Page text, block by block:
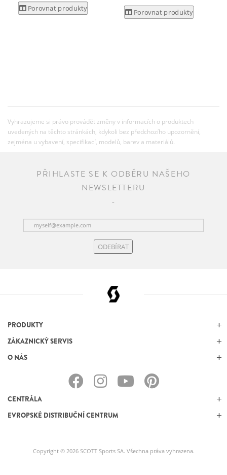
Porovnat produkty Porovnat produkty
Vyhrazujeme si právo provádět změny v informacích o produktech
uvedených na těchto stránkách, kdykoli bez předchozího upozornění,
zejména u vybavení, specifikací, modelů, barev a materiálů.
PŘIHLASTE SE K ODBĚRU NAŠEHO
NEWSLETTERU
ODEBÍRAT
PRODUKTY
ZÁKAZNICKÝ SERVIS
O NÁS
CENTRÁLA
EVROPSKÉ DISTRIBUČNÍ CENTRUM
Copyright © 2026 SCOTT Sports SA. Všechna práva vyhrazena.